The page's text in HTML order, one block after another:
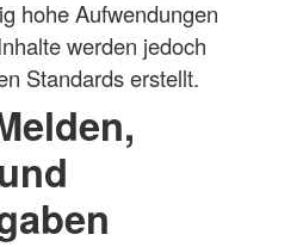
hohe Aufwendungen
werden jedoch
Standards erstellt.